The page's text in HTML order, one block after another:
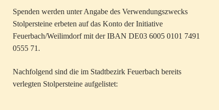
Spenden werden unter Angabe des Verwendungszwecks
Stolpersteine erbeten auf das Konto der Initiative
Feuerbach/Weilimdorf mit der IBAN DE03 6005 0101 7491
0555 71.
Nachfolgend sind die im Stadtbezirk Feuerbach bereits
verlegten Stolpersteine aufgelistet: